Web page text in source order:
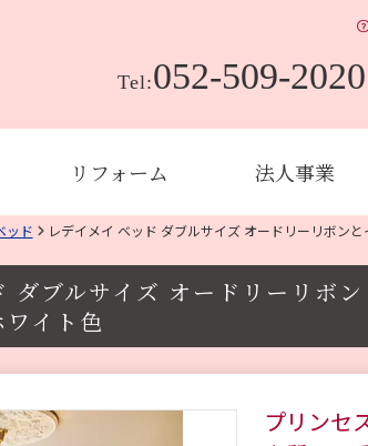
Tel:052-509-2020
リフォーム 法人事業
ッド レデイメイ ベッド ダブルサイズ オードリーリボン
ダブルサイズ オードリーリボ
イト色
プリンセ